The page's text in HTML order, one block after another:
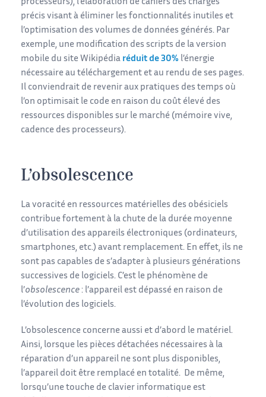
processeurs), l’élaboration de cahiers des charges
précis visant à éliminer les fonctionnalités inutiles et
l’optimisation des volumes de données générés. Par
exemple, une modification des scripts de la version
mobile du site Wikipédia réduit de 30% l’énergie
nécessaire au téléchargement et au rendu de ses pages.
Il conviendrait de revenir aux pratiques des temps où
l’on optimisait le code en raison du coût élevé des
ressources disponibles sur le marché (mémoire vive,
cadence des processeurs).
L’obsolescence
La voracité en ressources matérielles des obésiciels
contribue fortement à la chute de la durée moyenne
d’utilisation des appareils électroniques (ordinateurs,
smartphones, etc.) avant remplacement. En effet, ils ne
sont pas capables de s’adapter à plusieurs générations
successives de logiciels. C’est le phénomène de
l’obsolescence : l’appareil est dépassé en raison de
l’évolution des logiciels.
L’obsolescence concerne aussi et d’abord le matériel.
Ainsi, lorsque les pièces détachées nécessaires à la
réparation d’un appareil ne sont plus disponibles,
l’appareil doit être remplacé en totalité. De même,
lorsqu’une touche de clavier informatique est